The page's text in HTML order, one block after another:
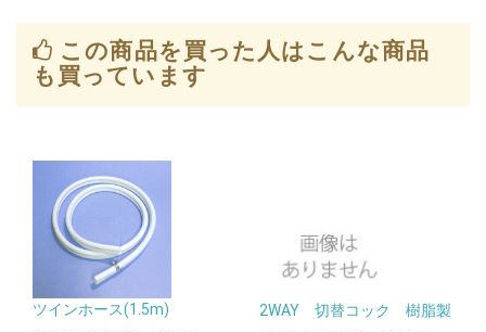
この商品を買った人はこんな商品
も買っています
ツインホース(1.5m)
2WAY 切替コック 樹脂製